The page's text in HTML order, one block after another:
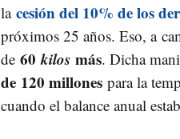
la cesión del 10% de los
próximos 25 años. Eso, a
de 60kilos más. Dicha
de 120 millones para la
cuando el balance anual